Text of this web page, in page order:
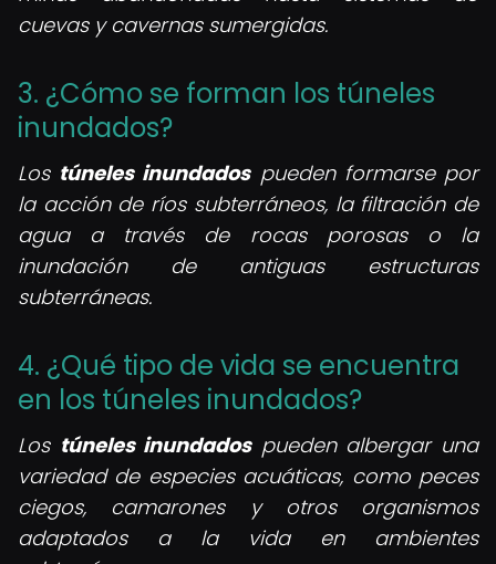
cuevas y cavernas sumergidas.
3. ¿Cómo se forman los túneles
inundados?
Los túneles inundadospueden formarse por
la acción de ríos subterráneos, la filtración de
agua a través de rocas porosas o la
inundación de antiguas estructuras
subterráneas.
4. ¿Qué tipo de vida se encuentra
en los túneles inundados?
Los túneles inundadospueden albergar una
variedad de especies acuáticas, como peces
ciegos, camarones y otros organismos
adaptados a la vida en ambientes